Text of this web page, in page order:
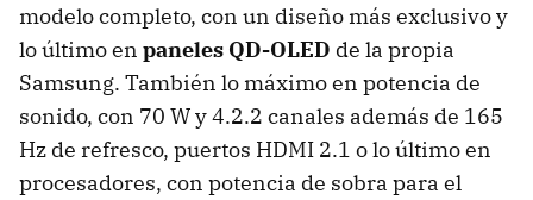
modelo completo, con un diseño más exclusivo y
lo último en paneles QD-OLED de la propia
Samsung. También lo máximo en potencia de
sonido, con 70 W y 4.2.2 canales además de 165
Hz de refresco, puertos HDMI 2.1 o lo último en
procesadores, con potencia de sobra para el